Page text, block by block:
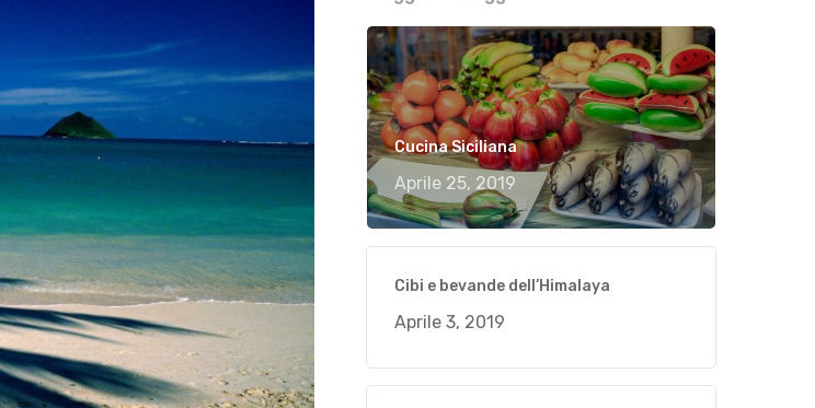
Cucina Siciliana
Aprile 25, 2019
Cibi e bevande dell’Himalaya
Aprile 3, 2019